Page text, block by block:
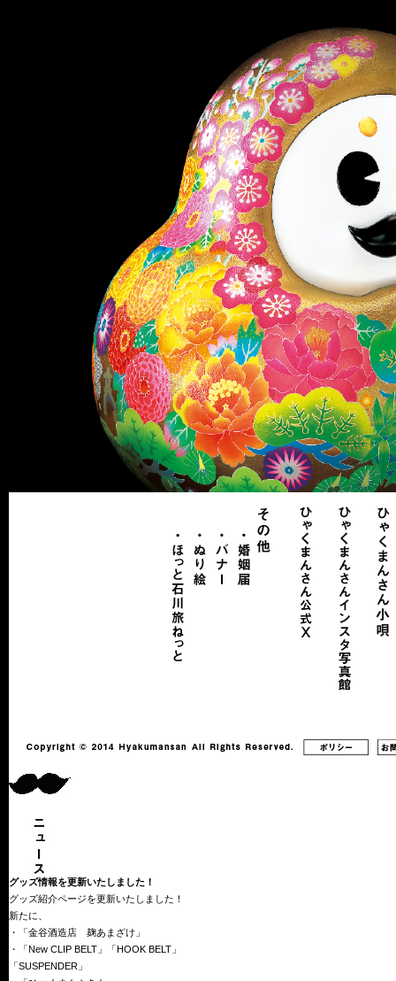
グッズ情報を更新いたしました！
グッズ紹介ページを更新いたしました！
新たに、
・「金谷酒造店 麹あまざけ」
・「New CLIP BELT」「HOOK BELT」
「SUSPENDER」